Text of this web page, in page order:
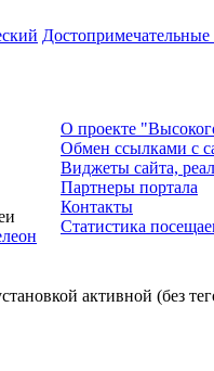
Достопримечательные
О проекте
Обмен ссылками c
Виджеты сайта,
Партнеры портала
Контакты
Статистика
активной (без